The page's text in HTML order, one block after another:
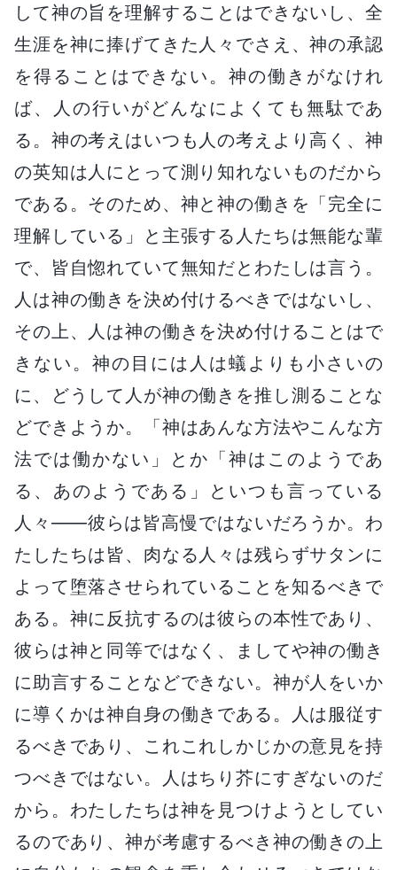
して神の旨を理解することはできないし、全
生涯を神に捧げてきた人々でさえ、神の承認
を得ることはできない。神の働きがなけれ
ば、人の行いがどんなによくても無駄であ
る。神の考えはいつも人の考えより高く、神
の英知は人にとって測り知れないものだから
である。そのため、神と神の働きを「完全に
理解している」と主張する人たちは無能な輩
で、皆自惚れていて無知だとわたしは言う。
人は神の働きを決め付けるべきではないし、
その上、人は神の働きを決め付けることはで
きない。神の目には人は蟻よりも小さいの
に、どうして人が神の働きを推し測ることな
どできようか。「神はあんな方法やこんな方
法では働かない」とか「神はこのようであ
る、あのようである」といつも言っている
人々――彼らは皆高慢ではないだろうか。わ
たしたちは皆、肉なる人々は残らずサタンに
よって堕落させられていることを知るべきで
ある。神に反抗するのは彼らの本性であり、
彼らは神と同等ではなく、ましてや神の働き
に助言することなどできない。神が人をいか
に導くかは神自身の働きである。人は服従す
るべきであり、これこれしかじかの意見を持
つべきではない。人はちり芥にすぎないのだ
から。わたしたちは神を見つけようとしてい
るのであり、神が考慮するべき神の働きの上